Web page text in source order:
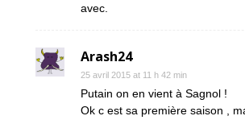
avec.
Arash24
25 avril 2015 at 11 h 42 min
Putain on en vient à Sagnol !
Ok c est sa première saison ,